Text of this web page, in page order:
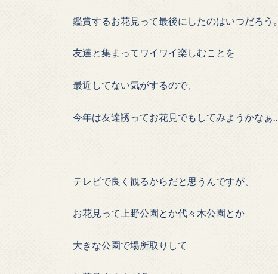
鑑賞するお花見って最後にしたのはいつだろう。
友達と集まってワイワイ楽しむことを
最近してない気がするので、
今年は友達誘ってお花見でもしてみようかなぁ…
テレビで良く観るからだと思うんですが、
お花見って上野公園とか代々木公園とか
大きな公園で場所取りして